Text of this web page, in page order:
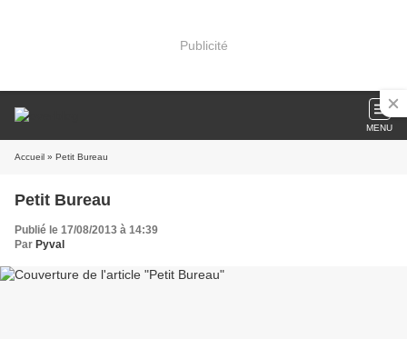
Publicité
MENU
Accueil » Petit Bureau
Petit Bureau
Publié le 17/08/2013 à 14:39
Par Pyval